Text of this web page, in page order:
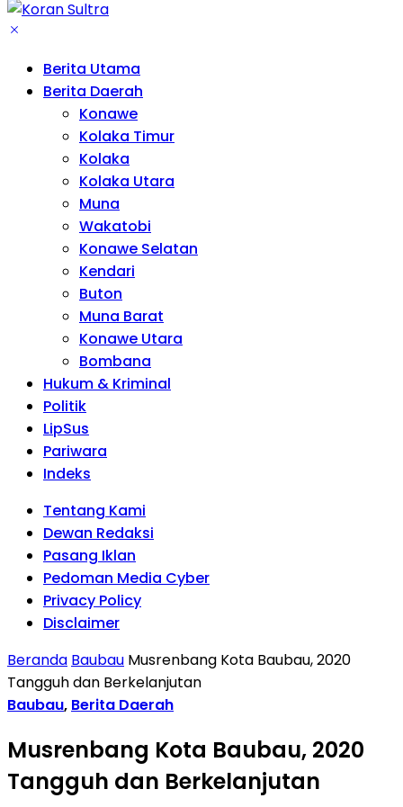
Berita Utama
Berita Daerah
Konawe
Kolaka Timur
Kolaka
Kolaka Utara
Muna
Wakatobi
Konawe Selatan
Kendari
Buton
Muna Barat
Konawe Utara
Bombana
Hukum & Kriminal
Politik
LipSus
Pariwara
Indeks
Tentang Kami
Dewan Redaksi
Pasang Iklan
Pedoman Media Cyber
Privacy Policy
Disclaimer
Beranda Baubau Musrenbang Kota Baubau, 2020
Tangguh dan Berkelanjutan
Baubau, Berita Daerah
Musrenbang Kota Baubau, 2020
Tangguh dan Berkelanjutan